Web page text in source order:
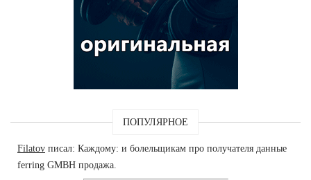
ПОПУЛЯРНОЕ
Filatov писал: Каждому: и болельщикам про получателя данные
ferring GMBH продажа.